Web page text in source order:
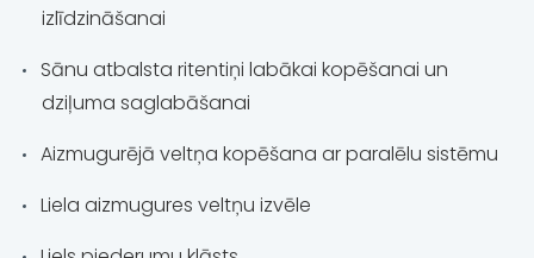
izlīdzināšanai
Sānu atbalsta ritentiņi labākai kopēšanai un
dziļuma saglabāšanai
Aizmugurējā veltņa kopēšana ar paralēlu sistēmu
Liela aizmugures veltņu izvēle